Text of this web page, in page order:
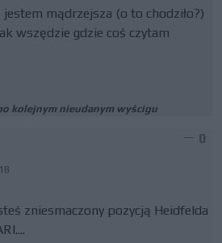
mądrzejsza (o to chodziło?)
wszędzie gdzie coś czytam
kolejnym nieudanym wyścigu
0
zniesmaczony pozycją Heidfelda